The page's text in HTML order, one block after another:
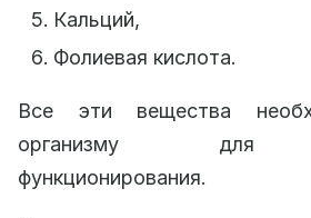
Кальций,
Фолиевая кислота.
Все эти вещества
организму для
функционирования.